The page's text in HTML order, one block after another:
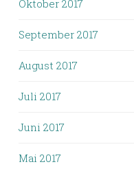
Oktober 2017
September 2017
August 2017
Juli 2017
Juni 2017
Mai 2017